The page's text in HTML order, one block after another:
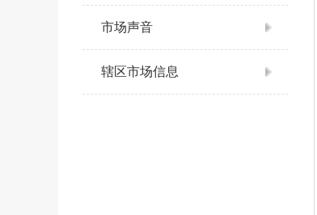
市场声音
辖区市场信息